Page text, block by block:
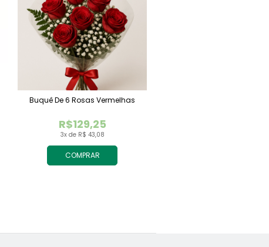
COMPRAR
3x de R$ 43,08
R$129,25
Buquê De 6 Rosas Vermelhas